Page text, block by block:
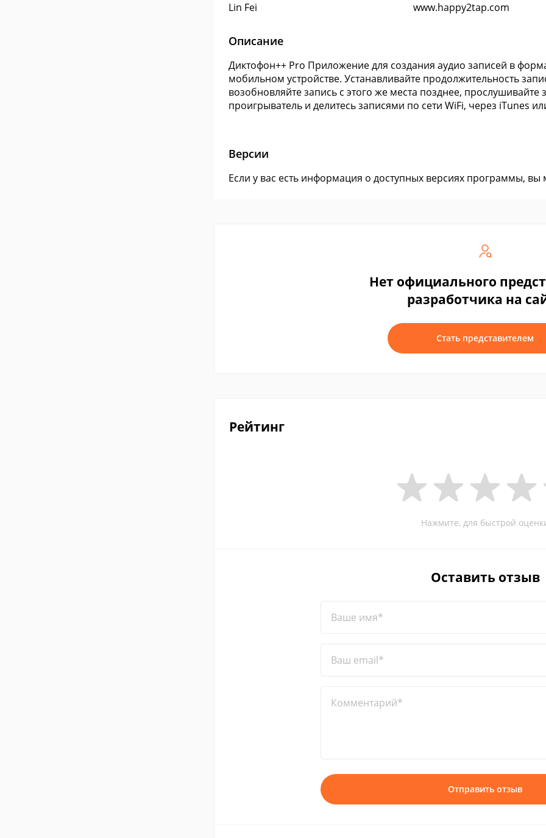
Lin Fei www.happy2tap.com
Описание
Диктофон++ Pro Приложение для создания аудио записей в
мобильном устройстве. Устанавливайте продолжительность
возобновляйте запись с этого же места позднее,
проигрыватель и делитесь записями по сети WiFi, через iTunes
Версии
Если у вас есть информация о доступных версиях программы,
Нет официального
разработчика на
Стать представителем
Рейтинг
Нажмите, для быстрой
Оставить отзыв
Ваше имя*
Ваш email*
Комментарий*
Отправить отзыв